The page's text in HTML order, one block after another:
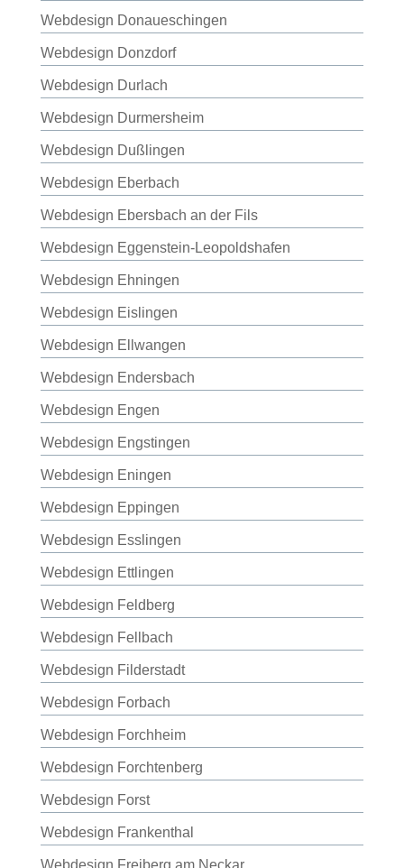
Webdesign Donaueschingen
Webdesign Donzdorf
Webdesign Durlach
Webdesign Durmersheim
Webdesign Dußlingen
Webdesign Eberbach
Webdesign Ebersbach an der Fils
Webdesign Eggenstein-Leopoldshafen
Webdesign Ehningen
Webdesign Eislingen
Webdesign Ellwangen
Webdesign Endersbach
Webdesign Engen
Webdesign Engstingen
Webdesign Eningen
Webdesign Eppingen
Webdesign Esslingen
Webdesign Ettlingen
Webdesign Feldberg
Webdesign Fellbach
Webdesign Filderstadt
Webdesign Forbach
Webdesign Forchheim
Webdesign Forchtenberg
Webdesign Forst
Webdesign Frankenthal
Webdesign Freiberg am Neckar